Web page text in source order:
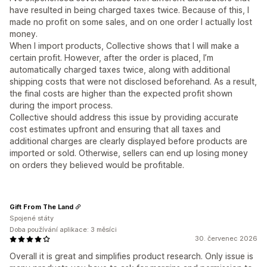
have resulted in being charged taxes twice. Because of this, I
made no profit on some sales, and on one order I actually lost
money.
When I import products, Collective shows that I will make a
certain profit. However, after the order is placed, I’m
automatically charged taxes twice, along with additional
shipping costs that were not disclosed beforehand. As a result,
the final costs are higher than the expected profit shown
during the import process.
Collective should address this issue by providing accurate
cost estimates upfront and ensuring that all taxes and
additional charges are clearly displayed before products are
imported or sold. Otherwise, sellers can end up losing money
on orders they believed would be profitable.
30. červenec 2026
Overall it is great and simplifies product research. Only issue is
Gift From The Land
Spojené státy
Doba používání aplikace: 3 měsíci